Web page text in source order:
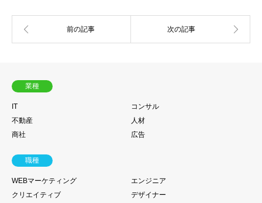
業種
IT
コンサル
不動産
人材
商社
広告
職種
WEBマーケティング
エンジニア
クリエイティブ
デザイナー